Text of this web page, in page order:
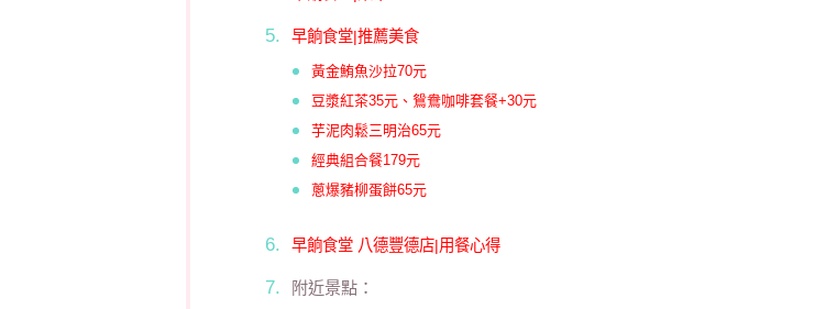
早餉食堂|推薦美食
黃金鮪魚沙拉70元
豆漿紅茶35元、鴛鴦咖啡套餐+30元
芋泥肉鬆三明治65元
經典組合餐179元
蔥爆豬柳蛋餅65元
早餉食堂 八德豐德店|用餐心得
附近景點：